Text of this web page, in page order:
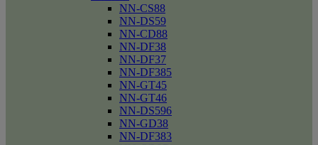
NN-CS88
NN-DS59
NN-CD88
NN-DF38
NN-DF37
NN-DF385
NN-GT45
NN-GT46
NN-DS596
NN-GD38
NN-DF383